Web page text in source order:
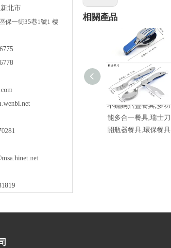
北市
保一街35巷1號1 樓
相關產品
不鏽鋼摺疊餐具,多功
能多合一餐具,瑞士刀
開瓶器餐具,環保餐具